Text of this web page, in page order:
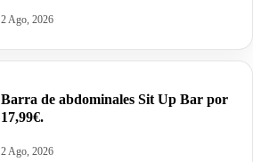
2 Ago, 2026
Barra de abdominales Sit Up Bar por
17,99€.
2 Ago, 2026